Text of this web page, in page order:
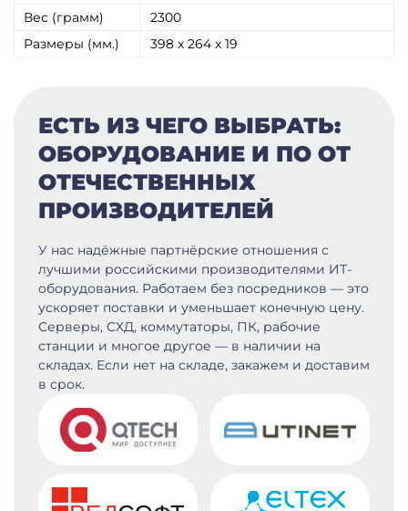
Вес (грамм)
2300
Размеры (мм.)
398 x 264 x 19
ЕСТЬ ИЗ ЧЕГО ВЫБРАТЬ:
ОБОРУДОВАНИЕ И ПО ОТ
ОТЕЧЕСТВЕННЫХ
ПРОИЗВОДИТЕЛЕЙ
У нас надёжные партнёрские отношения с
лучшими российскими производителями ИТ-
оборудования. Работаем без посредников — это
ускоряет поставки и уменьшает конечную цену.
Серверы, СХД, коммутаторы, ПК, рабочие
станции и многое другое — в наличии на
складах. Если нет на складе, закажем и доставим
в срок.